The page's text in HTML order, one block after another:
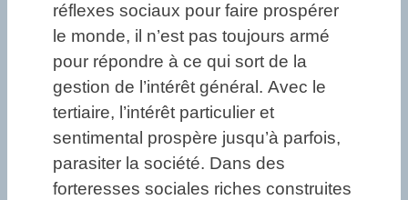
réflexes sociaux pour faire prospérer
le monde, il n’est pas toujours armé
pour répondre à ce qui sort de la
gestion de l’intérêt général. Avec le
tertiaire, l’intérêt particulier et
sentimental prospère jusqu’à parfois,
parasiter la société. Dans des
forteresses sociales riches construites